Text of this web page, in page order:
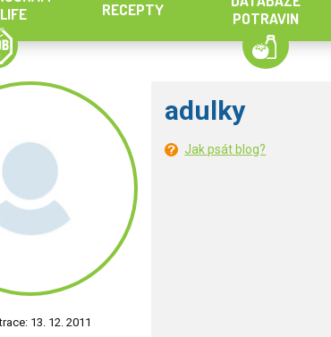
RECEPTY
POTRAVIN
13. 12. 2011
adulky
Jak psát blog?